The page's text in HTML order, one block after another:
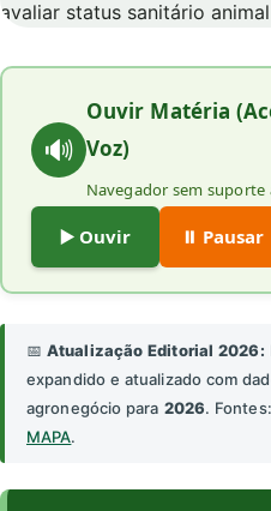
🔊
Ouvir Matéria
Voz)
Navegador sem suporte
▶️ Ouvir ⏸️ Pausar
📅Atualização Editorial 2026:
expandido e atualizado com
agronegócio para 2026. Fontes:
MAPA.